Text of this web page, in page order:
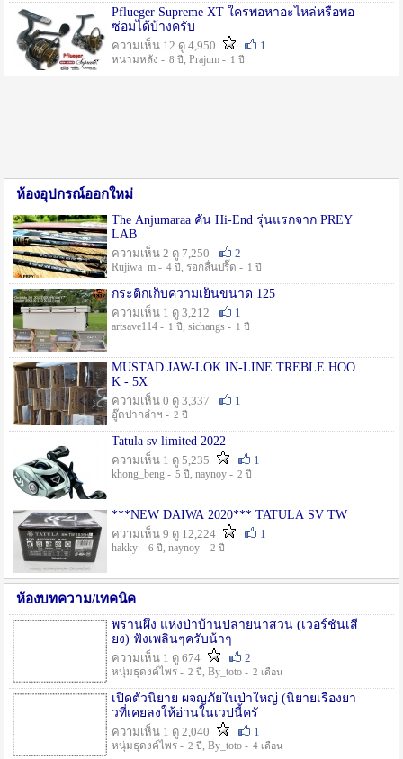
Pflueger Supreme XT ใครพอหาอะไหล่หรือพอ
ซ่อมได้บ้างครับ
ความเห็น 12 ดู 4,950
1
หนามหลัง - 8 ปี , Prajum - 1 ปี
ห้องอุปกรณ์ออกใหม่
The Anjumaraa คัน Hi-End รุ่นแรกจาก PREY
LAB
ความเห็น 2 ดู 7,250
2
Rujiwa_m - 4 ปี , รอกลื่นปรื๊ด - 1 ปี
กระติกเก็บความเย็นขนาด 125
ความเห็น 1 ดู 3,212
1
artsave114 - 1 ปี , sichangs - 1 ปี
MUSTAD JAW-LOK IN-LINE TREBLE HOO
K - 5X
ความเห็น 0 ดู 3,337
1
อู๊ดปากลำฯ - 2 ปี
Tatula sv limited 2022
ความเห็น 1 ดู 5,235
1
khong_beng - 5 ปี , naynoy - 2 ปี
***NEW DAIWA 2020*** TATULA SV TW
ความเห็น 9 ดู 12,224
1
hakky - 6 ปี , naynoy - 2 ปี
ห้องบทความ/เทคนิค
พรานผึ้ง แห่งป่าบ้านปลายนาสวน (เวอร์ชั่นเสี
ยง) ฟังเพลินๆครับน้าๆ
ความเห็น 1 ดู 674
2
หนุ่มธุดงค์ไพร - 2 ปี , By_toto - 2 เดือน
เปิดตัวนิยาย ผจญภัยในป่าใหญ่ (นิยายเรื่องยา
วที่เคยลงให้อ่านในเวปนี้ครั
ความเห็น 1 ดู 2,040
1
หนุ่มธุดงค์ไพร - 2 ปี , By_toto - 4 เดือน